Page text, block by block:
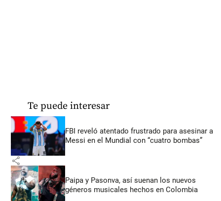
Te puede interesar
FBI reveló atentado frustrado para asesinar a
Messi en el Mundial con “cuatro bombas”
share
Paipa y Pasonva, así suenan los nuevos
géneros musicales hechos en Colombia